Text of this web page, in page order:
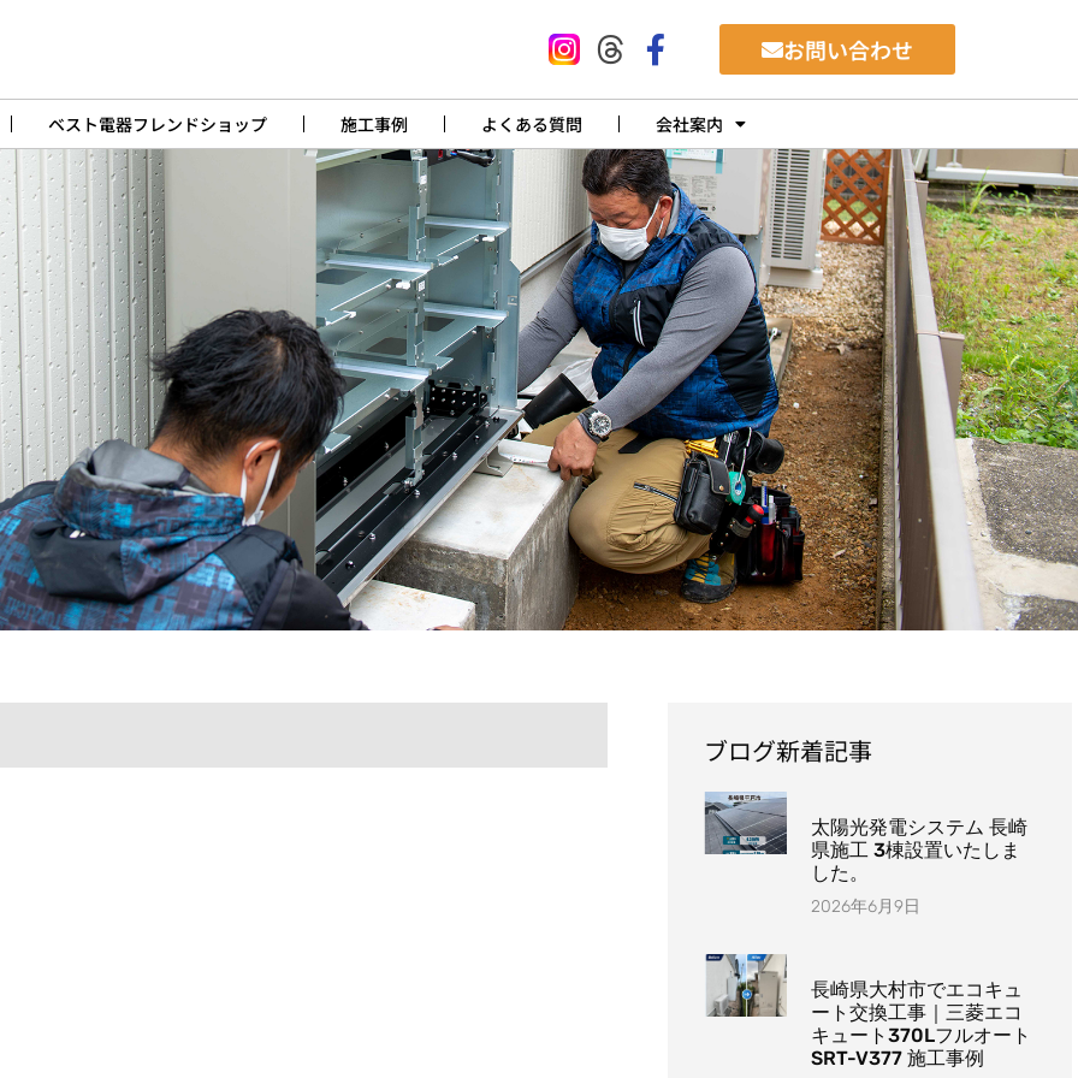
お問い合わせ
ベスト電器フレンドショップ 施工事例 よくある質問 会社案内
ブログ新着記事
太陽光発電システム 長崎
県施工 3棟設置いたしま
した。
2026年6月9日
長崎県大村市でエコキュ
ート交換工事｜三菱エコ
キュート370Lフルオート
SRT-V377 施工事例